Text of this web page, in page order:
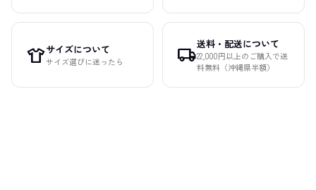
apparelサイズについて
サイズ選びに迷ったら local_shipping送料・配送について
22,000円以上のご購入で送
料無料（沖縄県半額）